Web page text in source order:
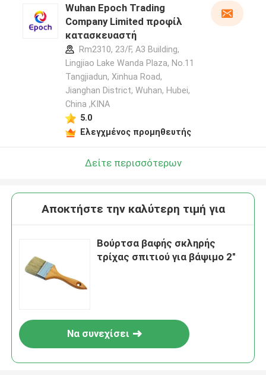
Wuhan Epoch Trading
Company Limited προφίλ
κατασκευαστή
Rm2310, 23/F, A3 Building,
Lingjiao Lake Wanda Plaza, No.11
Tangjiadun, Xinhua Road,
Jianghan District, Wuhan, Hubei,
China ,ΚΙΝΑ
5.0
Ελεγχμένος προμηθευτής
Δείτε περισσότερων
Αποκτήστε την καλύτερη τιμή για
Βούρτσα βαφής σκληρής
τρίχας σπιτιού για βάψιμο 2"
Να συνεχίσει